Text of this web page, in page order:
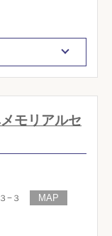
モリアルセ
−３